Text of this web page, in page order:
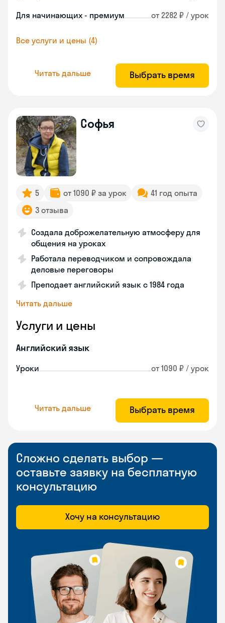
Для начинающих - премиум от 2282 ₽ / урок
Все услуги и цены (4)
Читать дальше Выбрать время
Софья
5 от 1090 ₽ за урок
41 год опыта
3 отзыва
Создала доброжелательную атмосферу для
общения на уроках
Работала переводчиком и сопровождала
деловые переговоры
Преподает английский язык с 1984 года
Читать дальше
Услуги и цены
Английский язык
Уроки от 1090 ₽ / урок
Читать дальше Выбрать время
Сложно сделать выбор —
оставьте заявку на бесплатную
консультацию
Хочу на консультацию